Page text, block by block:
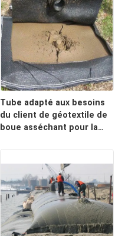
Tube adapté aux besoins
du client de géotextile de
boue asséchant pour la